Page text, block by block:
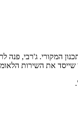
המקורי. ג'רבי, פנה